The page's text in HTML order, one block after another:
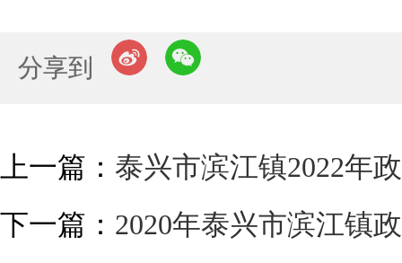
分享到
上一篇： 泰兴市滨江镇2022年
下一篇： 2020年泰兴市滨江镇